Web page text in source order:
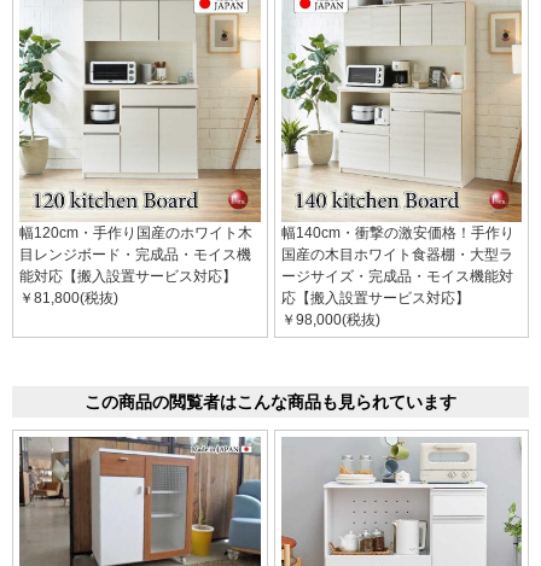
幅120cm・手作り国産のホワイト木
目レンジボード・完成品・モイス機
能対応【搬入設置サービス対応】
￥81,800(税抜)
幅140cm・衝撃の激安価格！手作り
国産の木目ホワイト食器棚・大型ラ
ージサイズ・完成品・モイス機能対
応【搬入設置サービス対応】
￥98,000(税抜)
この商品の閲覧者はこんな商品も見られています